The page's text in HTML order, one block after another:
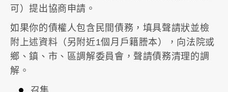
可）提出協商申請。
如果你的債權人包含民間債務，填具聲請狀並檢
附上述資料（另附近1個月戶籍謄本），向法院或
鄉、鎮、市、區調解委員會，聲請債務清理的調
解。